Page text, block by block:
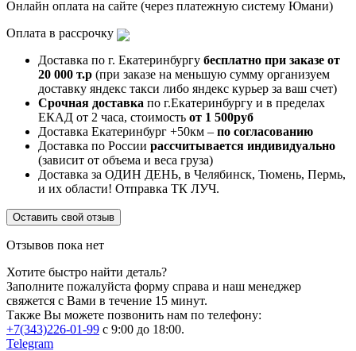
Онлайн оплата на сайте (через платежную систему Юмани)
Оплата в рассрочку
Доставка по г. Екатеринбургу бесплатно при заказе от
20 000 т.р (при заказе на меньшую сумму организуем
доставку яндекс такси либо яндекс курьер за ваш счет)
Срочная доставка по г.Екатеринбургу и в пределах
ЕКАД от 2 часа, стоимость от 1 500руб
Доставка Екатеринбург +50км – по согласованию
Доставка по России рассчитывается индивидуально
(зависит от объема и веса груза)
Доставка за ОДИН ДЕНЬ, в Челябинск, Тюмень, Пермь,
и их области! Отправка ТК ЛУЧ.
Оставить свой отзыв
Отзывов пока нет
Хотите быстро найти деталь?
Заполните пожалуйста форму справа и наш менеджер
свяжется с Вами в течение 15 минут.
Также Вы можете позвонить нам по телефону:
+7(343)226-01-99 с 9:00 до 18:00.
Telegram